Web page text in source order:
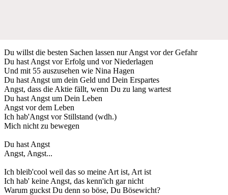
Du willst die besten Sachen lassen nur Angst vor der Gefahr
Du hast Angst vor Erfolg und vor Niederlagen
Und mit 55 auszusehen wie Nina Hagen
Du hast Angst um dein Geld und Dein Erspartes
Angst, dass die Aktie fällt, wenn Du zu lang wartest
Du hast Angst um Dein Leben
Angst vor dem Leben
Ich hab'Angst vor Stillstand (wdh.)
Mich nicht zu bewegen
Du hast Angst
Angst, Angst...
Ich bleib'cool weil das so meine Art ist, Art ist
Ich hab' keine Angst, das kenn'ich gar nicht
Warum guckst Du denn so böse, Du Bösewicht?